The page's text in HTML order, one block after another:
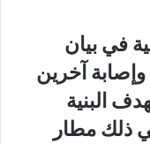
في بيان
آخرين
البنية
في ذلك مطار